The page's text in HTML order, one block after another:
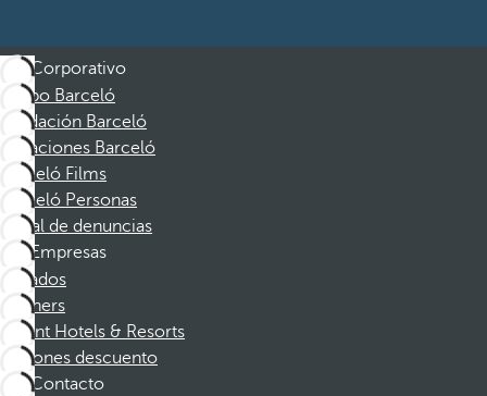
Corporativo
Grupo Barceló
Fundación Barceló
Vacaciones Barceló
Barceló Films
Barceló Personas
Canal de denuncias
Empresas
Afiliados
Partners
Dorint Hotels & Resorts
Cupones descuento
Contacto